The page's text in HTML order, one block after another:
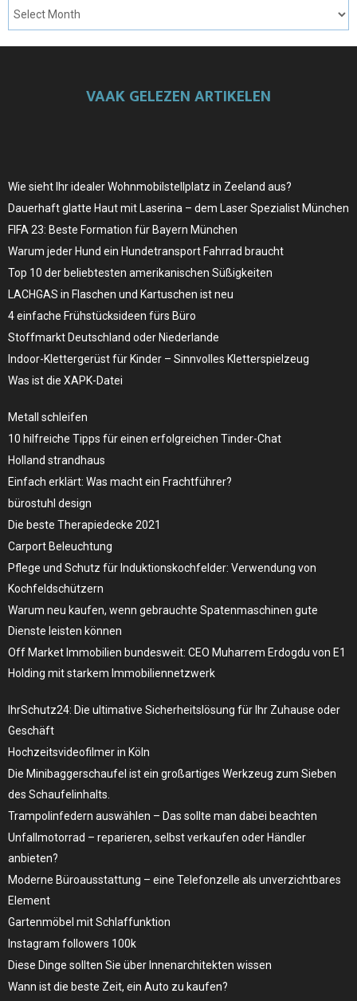
VAAK GELEZEN ARTIKELEN
Wie sieht Ihr idealer Wohnmobilstellplatz in Zeeland aus?
Dauerhaft glatte Haut mit Laserina – dem Laser Spezialist München
FIFA 23: Beste Formation für Bayern München
Warum jeder Hund ein Hundetransport Fahrrad braucht
Top 10 der beliebtesten amerikanischen Süßigkeiten
LACHGAS in Flaschen und Kartuschen ist neu
4 einfache Frühstücksideen fürs Büro
Stoffmarkt Deutschland oder Niederlande
Indoor-Klettergerüst für Kinder – Sinnvolles Kletterspielzeug
Was ist die XAPK-Datei
Metall schleifen
10 hilfreiche Tipps für einen erfolgreichen Tinder-Chat
Holland strandhaus
Einfach erklärt: Was macht ein Frachtführer?
bürostuhl design
Die beste Therapiedecke 2021
Carport Beleuchtung
Pflege und Schutz für Induktionskochfelder: Verwendung von
Kochfeldschützern
Warum neu kaufen, wenn gebrauchte Spatenmaschinen gute
Dienste leisten können
Off Market Immobilien bundesweit: CEO Muharrem Erdogdu von E1
Holding mit starkem Immobiliennetzwerk
IhrSchutz24: Die ultimative Sicherheitslösung für Ihr Zuhause oder
Geschäft
Hochzeitsvideofilmer in Köln
Die Minibaggerschaufel ist ein großartiges Werkzeug zum Sieben
des Schaufelinhalts.
Trampolinfedern auswählen – Das sollte man dabei beachten
Unfallmotorrad – reparieren, selbst verkaufen oder Händler
anbieten?
Moderne Büroausstattung – eine Telefonzelle als unverzichtbares
Element
Gartenmöbel mit Schlaffunktion
Instagram followers 100k
Diese Dinge sollten Sie über Innenarchitekten wissen
Wann ist die beste Zeit, ein Auto zu kaufen?